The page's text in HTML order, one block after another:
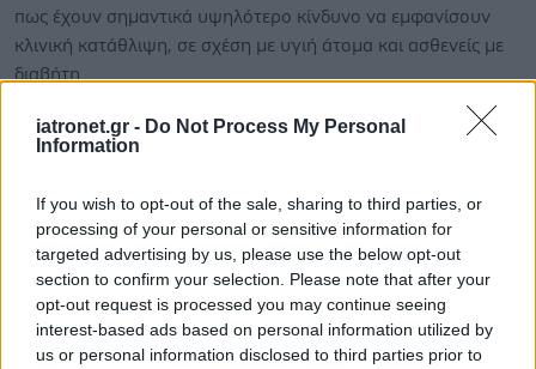
iatronet.gr - Do Not Process My Personal
Information
If you wish to opt-out of the sale, sharing to third parties, or
processing of your personal or sensitive information for
targeted advertising by us, please use the below opt-out
section to confirm your selection. Please note that after your
opt-out request is processed you may continue seeing
interest-based ads based on personal information utilized by
us or personal information disclosed to third parties prior to
πως έχουν σημαντικά υψηλότερο κίνδυνο να εμφανίσουν
κλινική κατάθλιψη, σε σχέση με υγιή άτομα και ασθενείς με
διαβήτη.